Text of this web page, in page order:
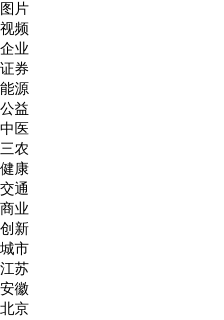
图片
视频
企业
证券
能源
公益
中医
三农
健康
交通
商业
创新
城市
江苏
安徽
北京